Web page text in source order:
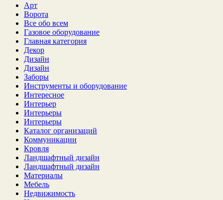
Арт
Ворота
Все обо всем
Газовое оборудование
Главная категория
Декор
Дизайн
Дизайн
Заборы
Инструменты и оборудование
Интересное
Интерьер
Интерьеры
Интерьеры
Каталог организаций
Коммуникации
Кровля
Ландшафтный дизайн
Ландшафтный дизайн
Материалы
Мебель
Недвижимость